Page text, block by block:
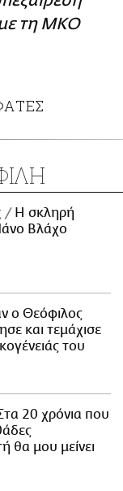
τη ΜΚΟ
H σκληρή
Βλάχο
ο Θεόφιλος
και τεμάχισε
του
20 χρόνια που
θα μου μείνει